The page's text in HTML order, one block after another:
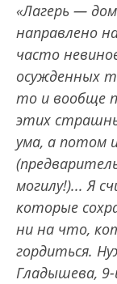
«Лагерь —
направлено
часто
осужденных
то и вообще
этих
ума, а потом
могилу!)... Я
которые
ни на что,
гордиться.
Гладышева, 9-